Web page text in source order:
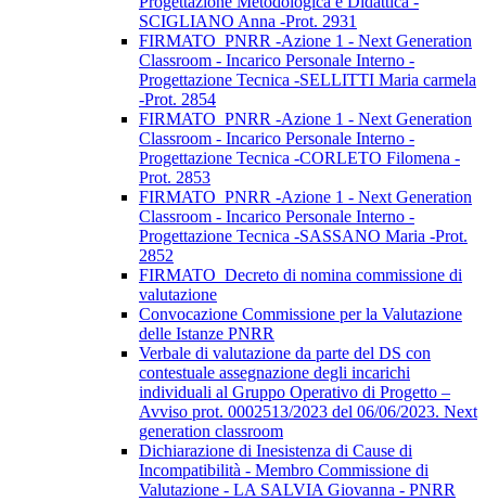
SCIGLIANO Anna -Prot. 2931
FIRMATO_PNRR -Azione 1 - Next Generation
Classroom - Incarico Personale Interno -
Progettazione Tecnica -SELLITTI Maria carmela
-Prot. 2854
FIRMATO_PNRR -Azione 1 - Next Generation
Classroom - Incarico Personale Interno -
Progettazione Tecnica -CORLETO Filomena -
Prot. 2853
FIRMATO_PNRR -Azione 1 - Next Generation
Classroom - Incarico Personale Interno -
Progettazione Tecnica -SASSANO Maria -Prot.
2852
FIRMATO_Decreto di nomina commissione di
valutazione
Convocazione Commissione per la Valutazione
delle Istanze PNRR
Verbale di valutazione da parte del DS con
contestuale assegnazione degli incarichi
individuali al Gruppo Operativo di Progetto –
Avviso prot. 0002513/2023 del 06/06/2023. Next
generation classroom
Dichiarazione di Inesistenza di Cause di
Incompatibilità - Membro Commissione di
Valutazione - LA SALVIA Giovanna - PNRR